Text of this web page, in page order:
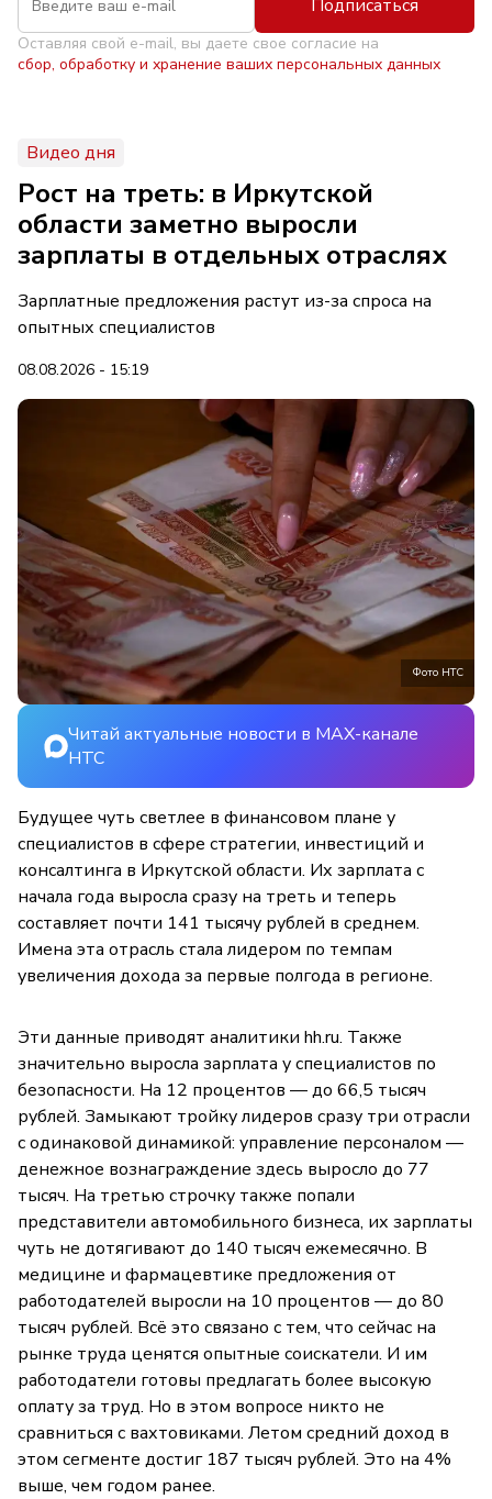
Подписаться
Оставляя свой e-mail, вы даете свое согласие на
сбор, обработку и хранение ваших персональных данных
Видео дня
Рост на треть: в Иркутской
области заметно выросли
зарплаты в отдельных отраслях
Зарплатные предложения растут из-за спроса на
опытных специалистов
08.08.2026 - 15:19
Фото НТС
Читай актуальные новости в MAX-канале
НТС
Будущее чуть светлее в финансовом плане у
специалистов в сфере стратегии, инвестиций и
консалтинга в Иркутской области. Их зарплата с
начала года выросла сразу на треть и теперь
составляет почти 141 тысячу рублей в среднем.
Имена эта отрасль стала лидером по темпам
увеличения дохода за первые полгода в регионе.
Эти данные приводят аналитики hh.ru. Также
значительно выросла зарплата у специалистов по
безопасности. На 12 процентов — до 66,5 тысяч
рублей. Замыкают тройку лидеров сразу три отрасли
с одинаковой динамикой: управление персоналом —
денежное вознаграждение здесь выросло до 77
тысяч. На третью строчку также попали
представители автомобильного бизнеса, их зарплаты
чуть не дотягивают до 140 тысяч ежемесячно. В
медицине и фармацевтике предложения от
работодателей выросли на 10 процентов — до 80
тысяч рублей. Всё это связано с тем, что сейчас на
рынке труда ценятся опытные соискатели. И им
работодатели готовы предлагать более высокую
оплату за труд. Но в этом вопросе никто не
сравниться с вахтовиками. Летом средний доход в
этом сегменте достиг 187 тысяч рублей. Это на 4%
выше, чем годом ранее.